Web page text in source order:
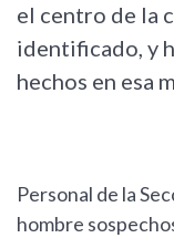
el centro de la
identificado, y
hechos en esa
Personal de la
hombre